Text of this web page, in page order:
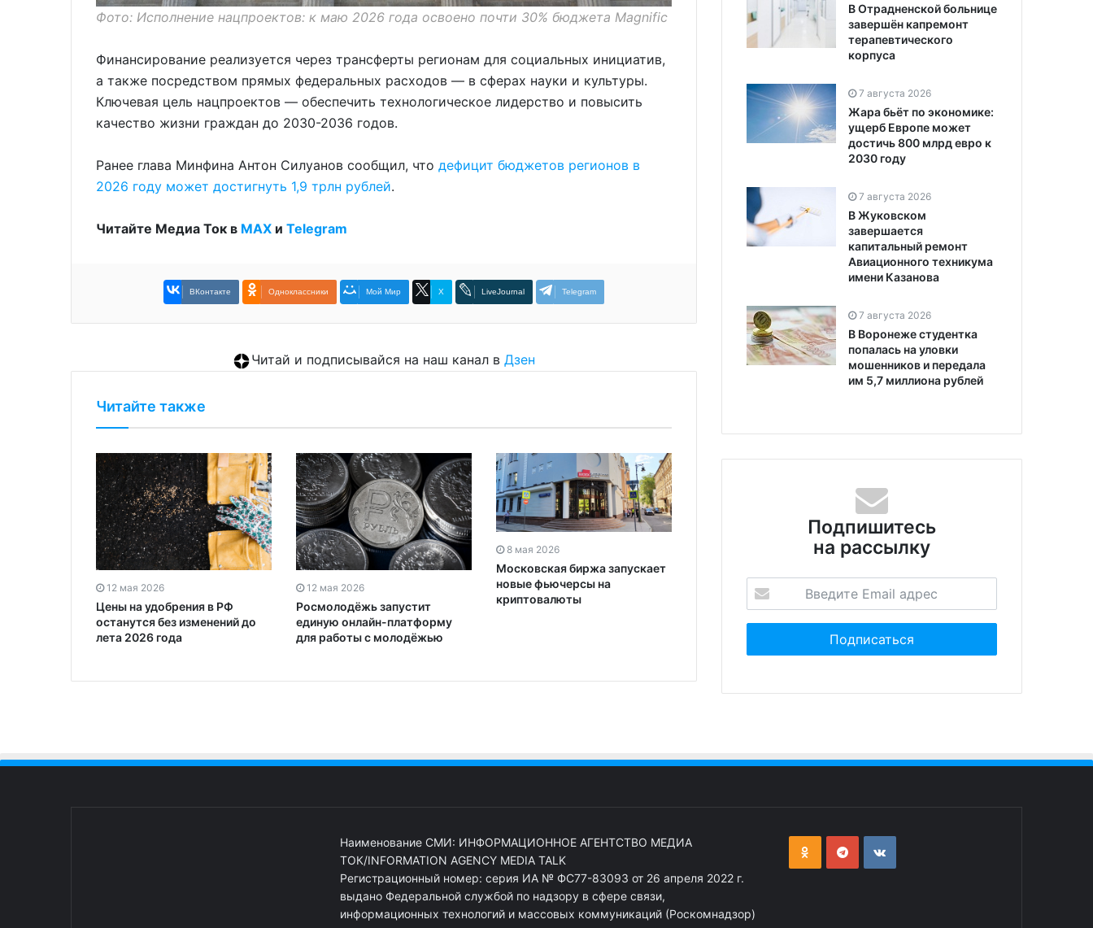
Фото: Исполнение нацпроектов: к маю 2026 года освоено почти 30% бюджета Magnific
Финансирование реализуется через трансферты регионам для социальных инициатив,
а также посредством прямых федеральных расходов — в сферах науки и культуры.
Ключевая цель нацпроектов — обеспечить технологическое лидерство и повысить
качество жизни граждан до 2030-2036 годов.
Ранее глава Минфина Антон Силуанов сообщил, что дефицит бюджетов регионов в
2026 году может достигнуть 1,9 трлн рублей.
Читайте Медиа Ток в МАХ и Telegram
ВКонтакте Одноклассники Мой Мир X LiveJournal Telegram
Читай и подписывайся на наш канал в Дзен
Читайте также
12 мая 2026
Цены на удобрения в РФ
останутся без изменений до
лета 2026 года
12 мая 2026
Росмолодёжь запустит
единую онлайн-платформу
для работы с молодёжью
8 мая 2026
Московская биржа запускает
новые фьючерсы на
криптовалюты
В Отрадненской больнице
завершён капремонт
терапевтического
корпуса
7 августа 2026
Жара бьёт по экономике:
ущерб Европе может
достичь 800 млрд евро к
2030 году
7 августа 2026
В Жуковском
завершается
капитальный ремонт
Авиационного техникума
имени Казанова
7 августа 2026
В Воронеже студентка
попалась на уловки
мошенников и передала
им 5,7 миллиона рублей
Подпишитесь
на рассылку
Наименование СМИ: ИНФОРМАЦИОННОЕ АГЕНТСТВО МЕДИА
ТОК/INFORMATION AGENCY MEDIA TALK
Регистрационный номер: серия ИА № ФС77-83093 от 26 апреля 2022 г.
выдано Федеральной службой по надзору в сфере связи,
информационных технологий и массовых коммуникаций (Роскомнадзор)